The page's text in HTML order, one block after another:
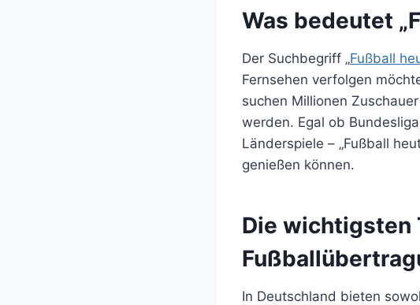
Was bedeutet
Der Suchbegriff „Fußball
Fernsehen verfolgen
suchen Millionen
werden. Egal ob
Länderspiele – „Fußball
genießen können.
Die wichtigsten
In Deutschland bieten